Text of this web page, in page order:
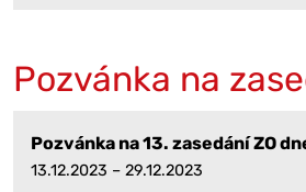
Pozvánka na
Pozvánka na 13. zasedání ZO
13.12.2023 – 29.12.2023